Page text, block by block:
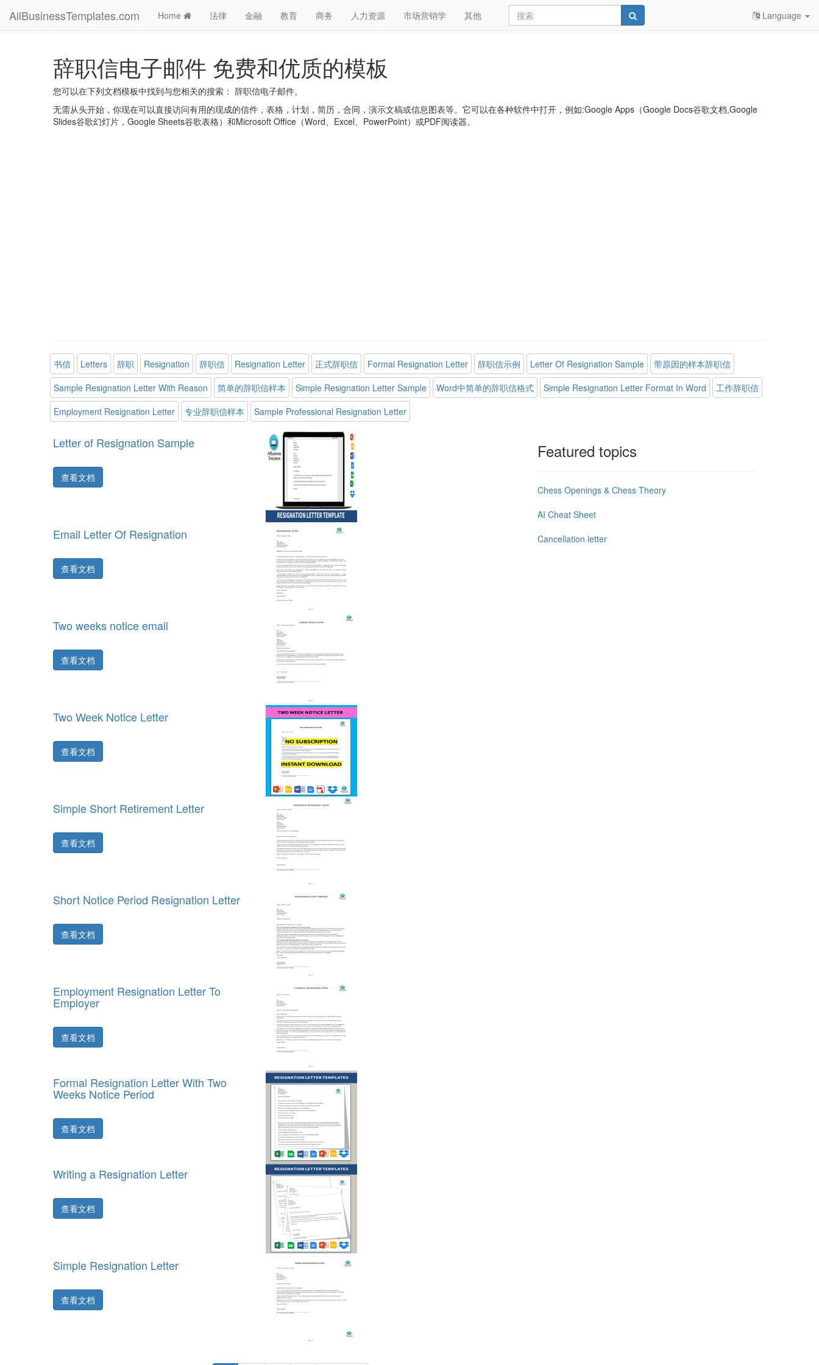
AllBusinessTemplates.com Home 法律 金融 教育 商务 人力资源 市场营销学 其他 Language
辞职信电子邮件 免费和优质的模板
您可以在下列文档模板中找到与您相关的搜索： 辞职信电子邮件。
无需从头开始，你现在可以直接访问有用的现成的信件，表格，计划，简历，合同，演示文稿或信息图表等。它可以在各种软件中打开，例如:Google Apps（Google Docs谷歌文档,Google
Slides谷歌幻灯片，Google Sheets谷歌表格）和Microsoft Office（Word、Excel、PowerPoint）或PDF阅读器。
书信 Letters 辞职 Resignation 辞职信 Resignation Letter 正式辞职信 Formal Resignation Letter 辞职信示例 Letter Of Resignation Sample
带原因的样本辞职信
Sample Resignation Letter With Reason
简单的辞职信样本 Simple Resignation Letter Sample Word中简单的辞职信格式 Simple Resignation Letter Format In Word
工作辞职信
Employment Resignation Letter
专业辞职信样本 Sample Professional Resignation Letter
Letter of Resignation Sample
查看文档
Email Letter Of Resignation
查看文档
Two weeks notice email
查看文档
Two Week Notice Letter
查看文档
Simple Short Retirement Letter
查看文档
Short Notice Period Resignation Letter
查看文档
Employment Resignation Letter To
Employer
查看文档
Formal Resignation Letter With Two
Weeks Notice Period
查看文档
Writing a Resignation Letter
查看文档
Simple Resignation Letter
查看文档
Featured topics
Chess Openings & Chess Theory
AI Cheat Sheet
Cancellation letter